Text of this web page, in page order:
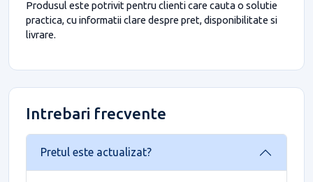
Produsul este potrivit pentru clienti care cauta o solutie
practica, cu informatii clare despre pret, disponibilitate si
livrare.
Intrebari frecvente
Pretul este actualizat?